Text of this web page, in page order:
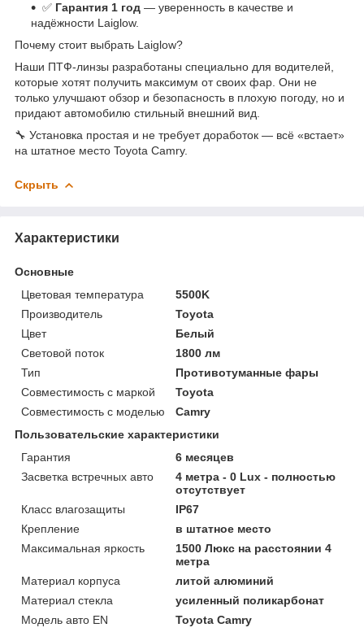
✅ Гарантия 1 год — уверенность в качестве и
надёжности Laiglow.
Почему стоит выбрать Laiglow?
Наши ПТФ-линзы разработаны специально для водителей,
которые хотят получить максимум от своих фар. Они не
только улучшают обзор и безопасность в плохую погоду, но и
придают автомобилю стильный внешний вид.
🔧 Установка простая и не требует доработок — всё «встает»
на штатное место Toyota Camry.
Скрыть
Характеристики
Основные
Цветовая температура
5500K
Производитель
Toyota
Цвет
Белый
Световой поток
1800 лм
Тип
Противотуманные фары
Совместимость с маркой
Toyota
Совместимость с моделью
Camry
Пользовательские характеристики
Гарантия
6 месяцев
Засветка встречных авто
4 метра - 0 Lux - полностью
отсутствует
Класс влагозащиты
IP67
Крепление
в штатное место
Максимальная яркость
1500 Люкс на расстоянии 4
метра
Материал корпуса
литой алюминий
Материал стекла
усиленный поликарбонат
Модель авто EN
Toyota Camry